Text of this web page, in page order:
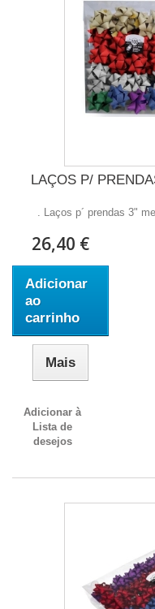
LAÇOS P/
. Laços p´ prendas 3"
26,40 €
Adicionar
ao
carrinho
Mais
Adicionar à
Lista de
desejos